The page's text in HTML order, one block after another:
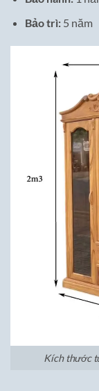
Bảo trì:5 năm
Kích thước